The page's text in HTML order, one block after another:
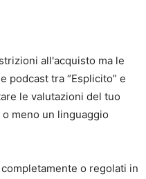
all'acquisto ma le
podcast tra “Esplicito” e
le valutazioni del tuo
meno un linguaggio
o regolati in